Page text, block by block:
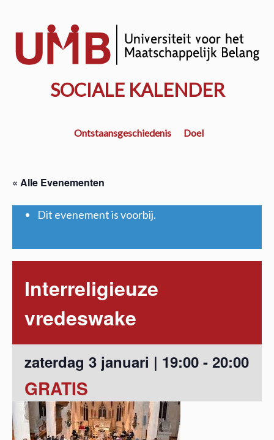
hoofd
SOCIALE KALENDER
Ontstaansgeschiedenis Doel
« Alle Evenementen
Dit evenement is voorbij.
Interreligieuze
vredeswake
zaterdag 3 januari | 19:00 - 20:00
GRATIS